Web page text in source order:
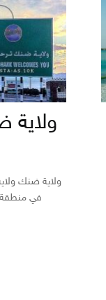
ولاية ضنك
في منطقة